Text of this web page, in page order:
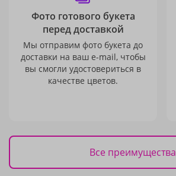
Фото готового букета
перед доставкой
Мы отправим фото букета до
доставки на ваш e-mail, чтобы
вы смогли удостовериться в
качестве цветов.
Все преимущества